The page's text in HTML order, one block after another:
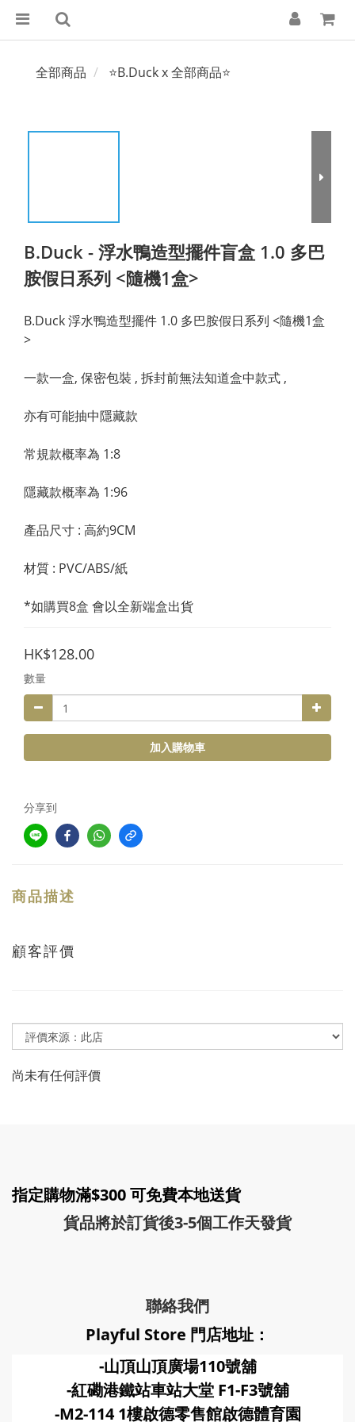
全部商品 ⭐B.Duck x 全部商品⭐
B.Duck - 浮水鴨造型擺件盲盒 1.0 多巴
胺假日系列 <隨機1盒>
B.Duck 浮水鴨造型擺件 1.0 多巴胺假日系列 <隨機1盒
>
一款一盒, 保密包裝 , 拆封前無法知道盒中款式 ,
亦有可能抽中隱藏款
常規款概率為 1:8
隱藏款概率為 1:96
產品尺寸 : 高約9CM
材質 : PVC/ABS/紙
*如購買8盒 會以全新端盒出貨
HK$128.00
數量
加入購物車
分享到
商品描述
顧客評價
尚未有任何評價
指定購物滿$300 可免費本地送貨
貨品將於訂貨後3-5個工作天發貨
聯絡我們
Playful Store 門店地址：
-山頂山頂廣場110號舖
-紅磡港鐵站車站大堂 F1-F3號舖
-M2-114 1樓啟德零售館啟德體育園